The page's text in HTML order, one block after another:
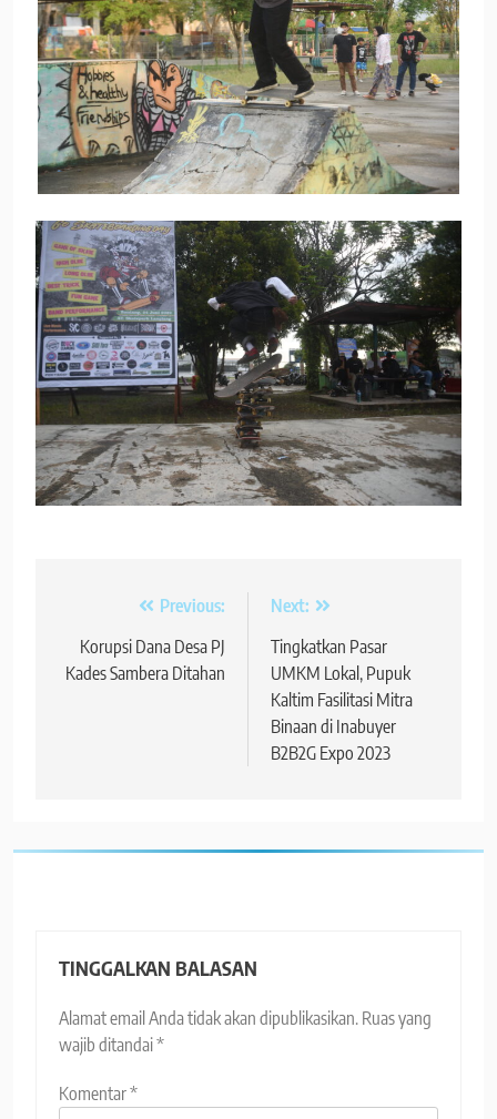
Navigasi
pos
Previous:
Korupsi Dana Desa PJ
Kades Sambera Ditahan
Next:
Tingkatkan Pasar
UMKM Lokal, Pupuk
Kaltim Fasilitasi Mitra
Binaan di Inabuyer
B2B2G Expo 2023
TINGGALKAN BALASAN
Alamat email Anda tidak akan dipublikasikan. Ruas yang
wajib ditandai*
Komentar*